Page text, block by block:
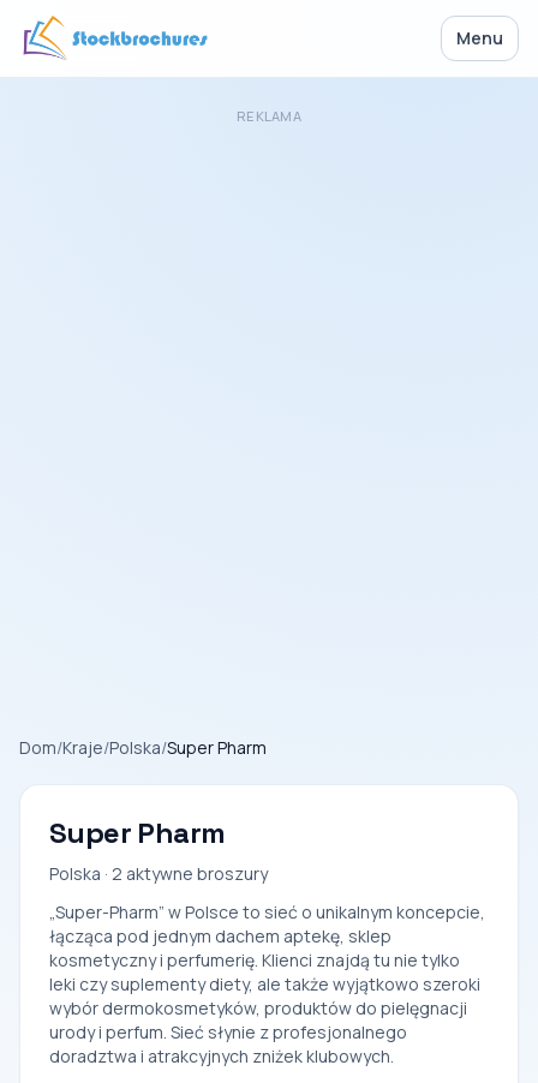
Menu
REKLAMA
Dom/Kraje/Polska/Super Pharm
Super Pharm
Polska · 2 aktywne broszury
„Super-Pharm” w Polsce to sieć o unikalnym koncepcie,
łącząca pod jednym dachem aptekę, sklep
kosmetyczny i perfumerię. Klienci znajdą tu nie tylko
leki czy suplementy diety, ale także wyjątkowo szeroki
wybór dermokosmetyków, produktów do pielęgnacji
urody i perfum. Sieć słynie z profesjonalnego
doradztwa i atrakcyjnych zniżek klubowych.